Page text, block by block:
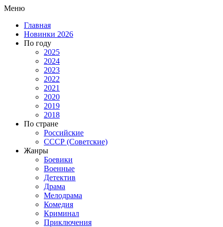
Меню
Главная
Новинки 2026
По году
2025
2024
2023
2022
2021
2020
2019
2018
По стране
Российские
СССР (Советские)
Жанры
Боевики
Военные
Детектив
Драма
Мелодрама
Комедия
Криминал
Приключения